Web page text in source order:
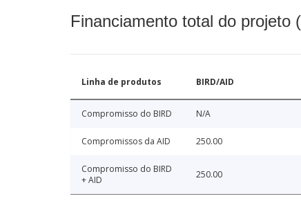
Financiamento total do projeto
Linha de produtos BIRD/AID
Compromisso do BIRD N/A
Compromissos da AID 250.00
Compromisso do BIRD
+ AID
250.00